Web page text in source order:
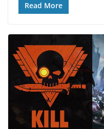
Read More